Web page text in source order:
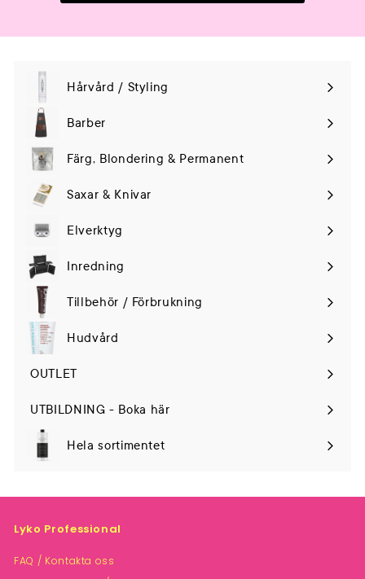
Hårvård / Styling
Expand
submenuBarber
Färg, Blondering & Permanent
Saxar & Knivar
Elverktyg
Expand
submenuInredning
Tillbehör / Förbrukning
Hudvård
Expand
submenu
OUTLET
UTBILDNING - Boka här
Hela sortimentet
Lyko Professional
FAQ / Kontakta oss